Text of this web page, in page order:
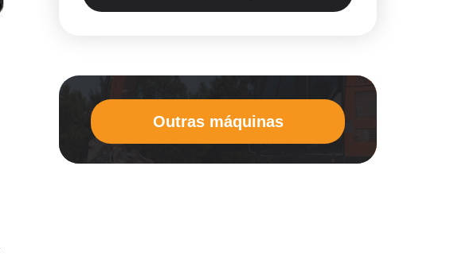
Outras máquinas